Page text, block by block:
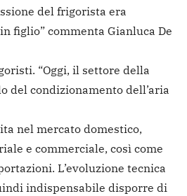
del frigorista era
figlio” commenta Gianluca De
“Oggi, il settore della
del condizionamento dell’aria
nel mercato domestico,
e commerciale, così come
L’evoluzione tecnica
indispensabile disporre di